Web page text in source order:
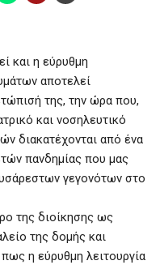
και η εύρυθμη
αποτελεί
της, την ώρα που,
και νοσηλευτικό
διακατέχονται από ένα
πανδημίας που μας
γεγονότων στο
της διοίκησης ως
της δομής και
η εύρυθμη λειτουργία